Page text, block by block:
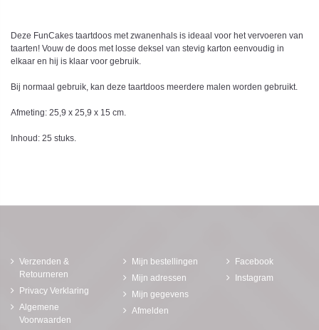
Deze FunCakes taartdoos met zwanenhals is ideaal voor het vervoeren van
taarten! Vouw de doos met losse deksel van stevig karton eenvoudig in
elkaar en hij is klaar voor gebruik.
Bij normaal gebruik, kan deze taartdoos meerdere malen worden gebruikt.
Afmeting: 25,9 x 25,9 x 15 cm.
Inhoud: 25 stuks.
Verzenden &
Retourneren
Privacy Verklaring
Algemene
Voorwaarden
Mijn bestellingen
Mijn adressen
Mijn gegevens
Afmelden
Facebook
Instagram